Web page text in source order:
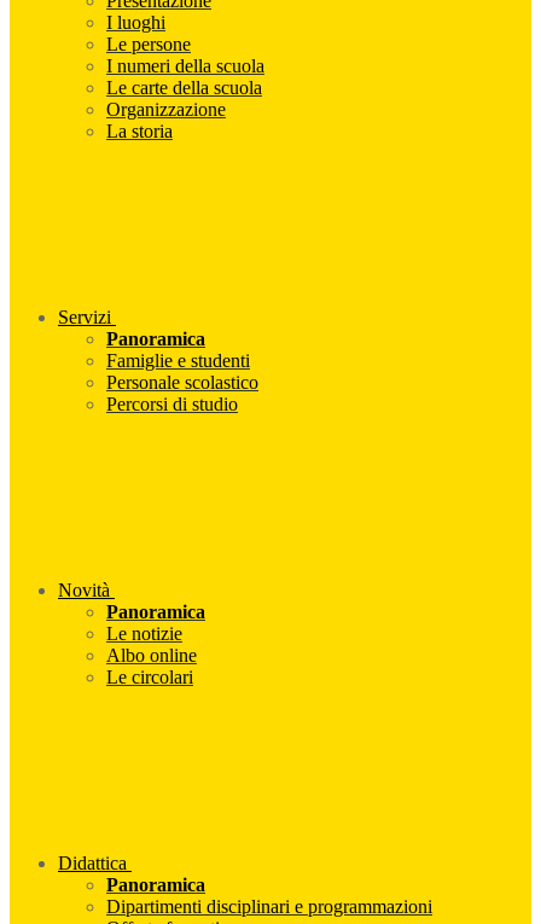
I luoghi
Le persone
I numeri della scuola
Le carte della scuola
Organizzazione
La storia
Servizi
Panoramica
Famiglie e studenti
Personale scolastico
Percorsi di studio
Novità
Panoramica
Le notizie
Albo online
Le circolari
Didattica
Panoramica
Dipartimenti disciplinari e programmazioni